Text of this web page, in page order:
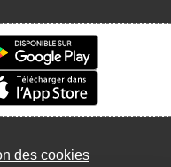
des cookies